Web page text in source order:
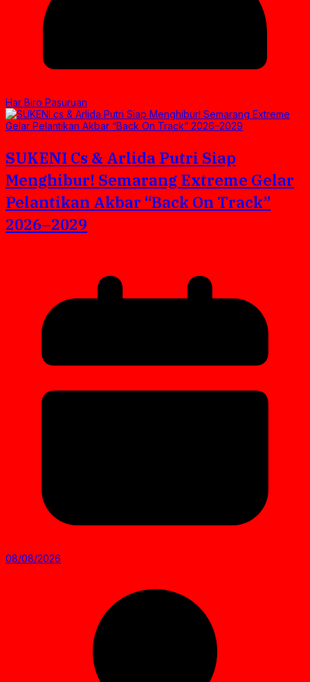
Har Biro Pasuruan
SUKENI Cs & Arlida Putri Siap
Menghibur! Semarang Extreme Gelar
Pelantikan Akbar “Back On Track”
2026–2029
08/08/2026